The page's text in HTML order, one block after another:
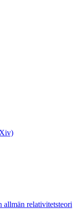
allmän relativitetsteori